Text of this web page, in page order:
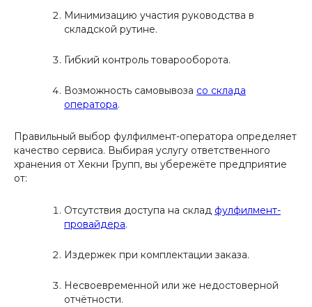
Минимизацию участия руководства в
складской рутине.
Гибкий контроль товарооборота.
Возможность самовывоза со склада
оператора.
Правильный выбор фулфилмент-оператора определяет
качество сервиса. Выбирая услугу ответственного
хранения от Хекни Групп, вы убережёте предприятие
от:
Отсутствия доступа на склад фулфилмент-
провайдера.
Издержек при комплектации заказа.
Несвоевременной или же недостоверной
отчётности.